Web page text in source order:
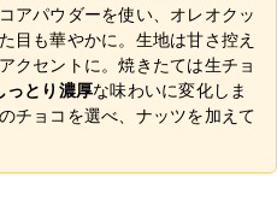
アパウダーを使い、オレオクッ
目も華やかに。生地は甘さ控え
クセントに。焼きたては生チョ
っとり濃厚な味わいに変化しま
チョコを選べ、ナッツを加えて